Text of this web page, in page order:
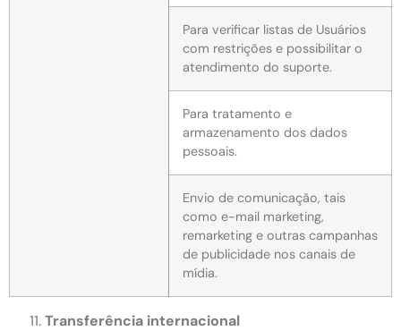
Para verificar listas de Usuários
com restrições e possibilitar o
atendimento do suporte.
Para tratamento e
armazenamento dos dados
pessoais.
Envio de comunicação, tais
como e-mail marketing,
remarketing e outras campanhas
de publicidade nos canais de
mídia.
Transferência internacional